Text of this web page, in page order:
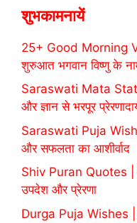
शुभकामनायें
25+ Good Morning
शुरुआत भगवान विष्णु के
Saraswati Mata
और ज्ञान से भरपूर
Saraswati Puja
और सफलता का आशीर्वाद
Shiv Puran Quotes |
उपदेश और प्रेरणा
Durga Puja Wishes |